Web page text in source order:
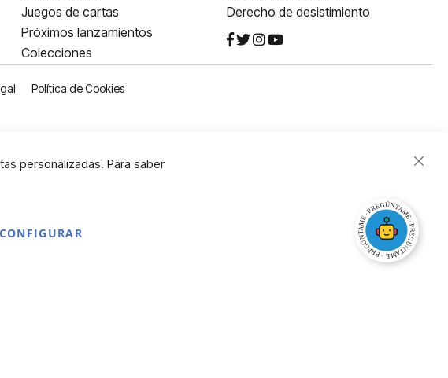
Juegos de cartas
Próximos lanzamientos
Colecciones
Derecho de desistimiento
Política de Cookies
personalizadas. Para saber
CONFIGURAR